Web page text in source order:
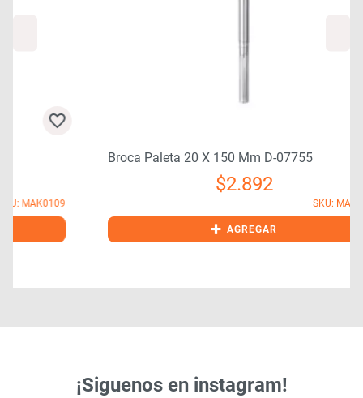
Broca Paleta 20 X 150 Mm D-07755
SKU: MAK0106
AGREGAR
¡Siguenos en instagram!